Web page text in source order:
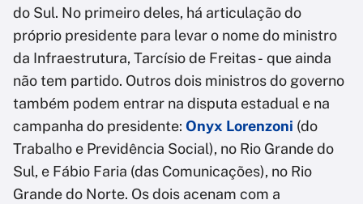
do Sul. No primeiro deles, há articulação do
próprio presidente para levar o nome do ministro
da Infraestrutura, Tarcísio de Freitas - que ainda
não tem partido. Outros dois ministros do governo
também podem entrar na disputa estadual e na
campanha do presidente: Onyx Lorenzoni (do
Trabalho e Previdência Social), no Rio Grande do
Sul, e Fábio Faria (das Comunicações), no Rio
Grande do Norte. Os dois acenam com a